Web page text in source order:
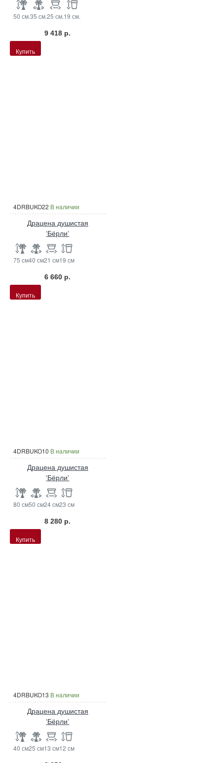
50 см.35 см.25 см.19 см.
9 418 р.
Купить
4DRBUKO22 В наличии
Драцена душистая
‘Бёрли’
75 см40 см21 см19 см
6 660 р.
Купить
4DRBUKO10 В наличии
Драцена душистая
‘Бёрли’
80 см50 см24 см23 см
8 280 р.
Купить
4DRBUKO13 В наличии
Драцена душистая
‘Бёрли’
40 см25 см13 см12 см